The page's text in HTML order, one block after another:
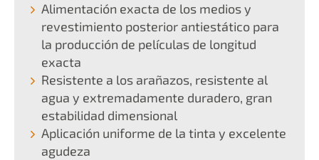
Alimentación exacta de los medios y
revestimiento posterior antiestático para
la producción de películas de longitud
exacta
Resistente a los arañazos, resistente al
agua y extremadamente duradero, gran
estabilidad dimensional
Aplicación uniforme de la tinta y excelente
agudeza